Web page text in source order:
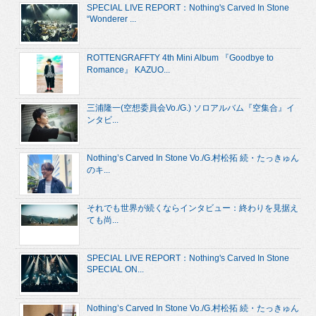
SPECIAL LIVE REPORT：Nothing's Carved In Stone
“Wonderer ...
ROTTENGRAFFTY 4th Mini Album 『Goodbye to
Romance』 KAZUO...
三浦隆一(空想委員会Vo./G.) ソロアルバム『空集合』イ
ンタビ...
Nothing’s Carved In Stone Vo./G.村松拓 続・たっきゅん
のキ...
それでも世界が続くならインタビュー：終わりを見据え
ても尚...
SPECIAL LIVE REPORT：Nothing's Carved In Stone
SPECIAL ON...
Nothing’s Carved In Stone Vo./G.村松拓 続・たっきゅん